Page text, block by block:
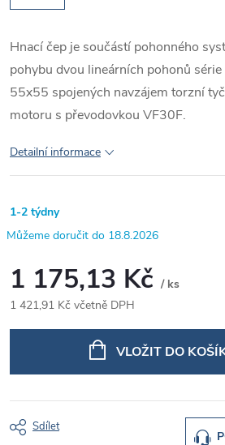
Hnací čep je součástí pohonného
pohybu dvou lineárních pohonů
55x55 spojených navzájem torzní
motoru s převodovkou VF30F.
Detailní informace
1-2 týdny
18.8.2026
1 175,13 Kč / ks
1 421,91 Kč včetně DPH
VLOŽIT DO
Sdílet